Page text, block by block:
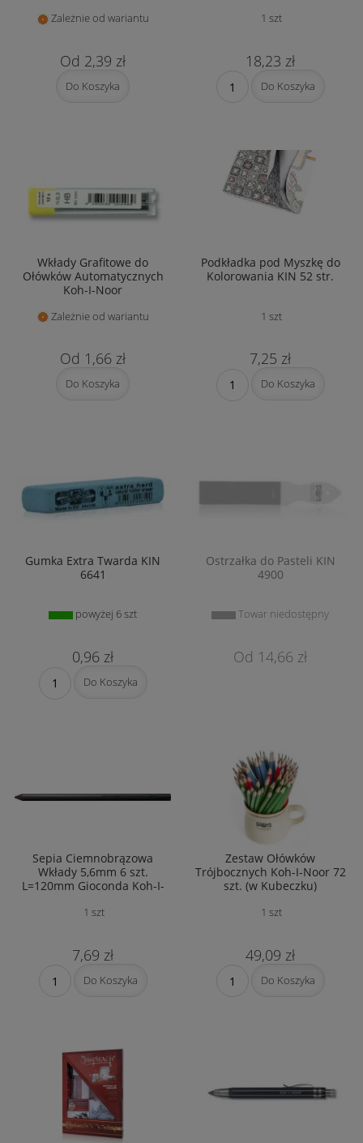
Zależnie od wariantu
2,39 zł
Do Koszyka
1 szt
18,23 zł
Do Koszyka
Wkłady Grafitowe do
Ołówków Automatycznych
Koh-I-Noor
Zależnie od wariantu
1,66 zł
Do Koszyka
Podkładka pod Myszkę do
Kolorowania KIN 52 str.
1 szt
7,25 zł
Do Koszyka
Gumka Extra Twarda KIN
6641
powyżej 6 szt
0,96 zł
Do Koszyka
Ostrzałka do Pasteli KIN
4900
Towar niedostępny
14,66 zł
Sepia Ciemnobrązowa
Wkłady 5,6mm 6 szt.
L=120mm Gioconda Koh-I-
1 szt
7,69 zł
Do Koszyka
Zestaw Ołówków
Trójbocznych Koh-I-Noor 72
szt. (w Kubeczku)
1 szt
49,09 zł
Do Koszyka